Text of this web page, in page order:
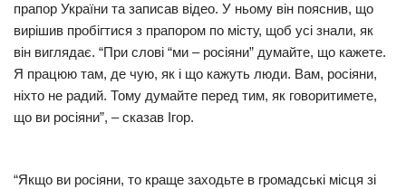
прапор України та записав відео. У ньому він пояснив, що
вирішив пробігтися з прапором по місту, щоб усі знали, як
він виглядає. “При слові “ми – росіяни” думайте, що кажете.
Я працюю там, де чую, як і що кажуть люди. Вам, росіяни,
ніхто не радий. Тому думайте перед тим, як говоритимете,
що ви росіяни”, – сказав Ігор.
“Якщо ви росіяни, то краще заходьте в громадські місця зі